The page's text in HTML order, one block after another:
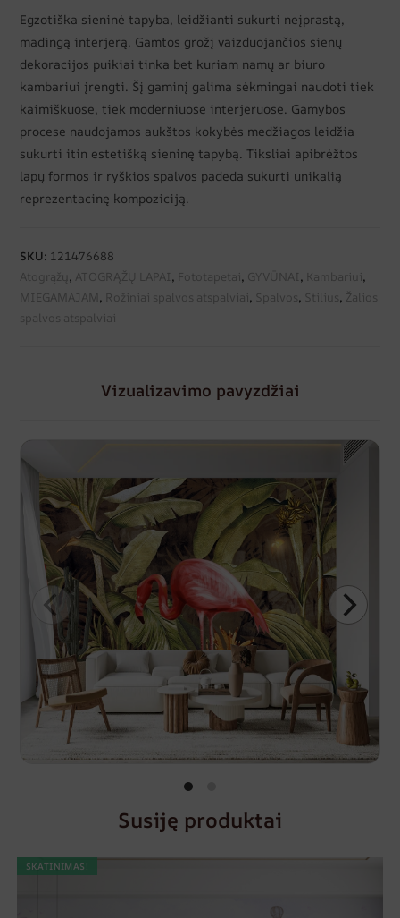
Egzotiška sieninė tapyba, leidžianti sukurti neįprastą,
madingą interjerą. Gamtos grožį vaizduojančios sienų
dekoracijos puikiai tinka bet kuriam namų ar biuro
kambariui įrengti. Šį gaminį galima sėkmingai naudoti tiek
kaimiškuose, tiek moderniuose interjeruose. Gamybos
procese naudojamos aukštos kokybės medžiagos leidžia
sukurti itin estetišką sieninę tapybą. Tiksliai apibrėžtos
lapų formos ir ryškios spalvos padeda sukurti unikalią
reprezentacinę kompoziciją.
SKU: 121476688
Atogrąžų , ATOGRĄŽŲ LAPAI, Fototapetai, GYVŪNAI, Kambariui,
MIEGAMAJAM, Rožiniai spalvos atspalviai, Spalvos , Stilius , Žalios
spalvos atspalviai
Vizualizavimo pavyzdžiai
Susiję produktai
SKATINIMAS!